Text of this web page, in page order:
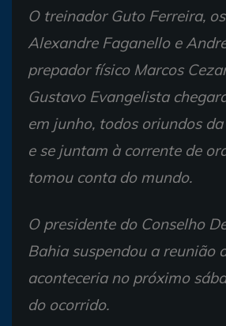
O treinador Guto Ferreira,
Alexandre Faganello e
prepador físico Marcos
Gustavo Evangelista
em junho, todos oriundos da
e se juntam à corrente de
tomou conta do mundo.
O presidente do Conselho
Bahia suspendou a reunião
aconteceria no próximo
do ocorrido.